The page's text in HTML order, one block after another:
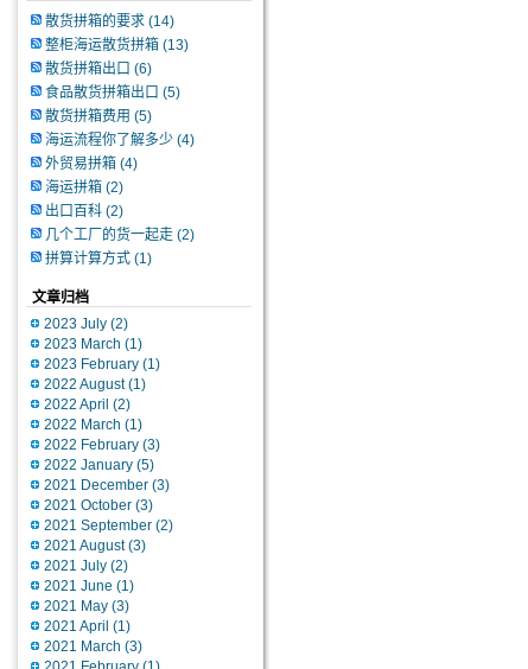
散货拼箱的要求 (14)
整柜海运散货拼箱 (13)
散货拼箱出口 (6)
食品散货拼箱出口 (5)
散货拼箱费用 (5)
海运流程你了解多少 (4)
外贸易拼箱 (4)
海运拼箱 (2)
出口百科 (2)
几个工厂的货一起走 (2)
拼算计算方式 (1)
文章归档
2023 July (2)
2023 March (1)
2023 February (1)
2022 August(1)
2022 April (2)
2022 March (1)
2022 February (3)
2022 January (5)
2021 December (3)
2021 October (3)
2021 September (2)
2021 August(3)
2021 July (2)
2021 June (1)
2021 May (3)
2021 April (1)
2021 March (3)